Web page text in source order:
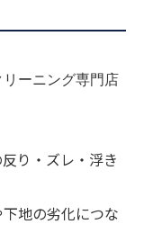
ーニング専門店
り・ズレ・浮き
地の劣化につな